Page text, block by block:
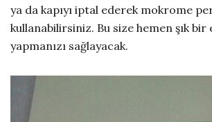
ya da kapıyı iptal ederek mokrome
kullanabilirsiniz. Bu size hemen şık bir
yapmanızı sağlayacak.